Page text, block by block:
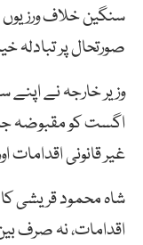
سنگین خلاف
صورتحال پر تبادلہ
وزیر خارجہ نے اپنے
اگست کو مقبوضہ
غیر قانونی
شاہ محمود قریشی
اقدامات، نہ صرف